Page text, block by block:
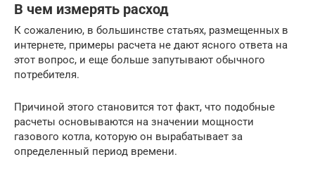
В чем измерять расход
К сожалению, в большинстве статьях, размещенных в
интернете, примеры расчета не дают ясного ответа на
этот вопрос, и еще больше запутывают обычного
потребителя.
Причиной этого становится тот факт, что подобные
расчеты основываются на значении мощности
газового котла, которую он вырабатывает за
определенный период времени.